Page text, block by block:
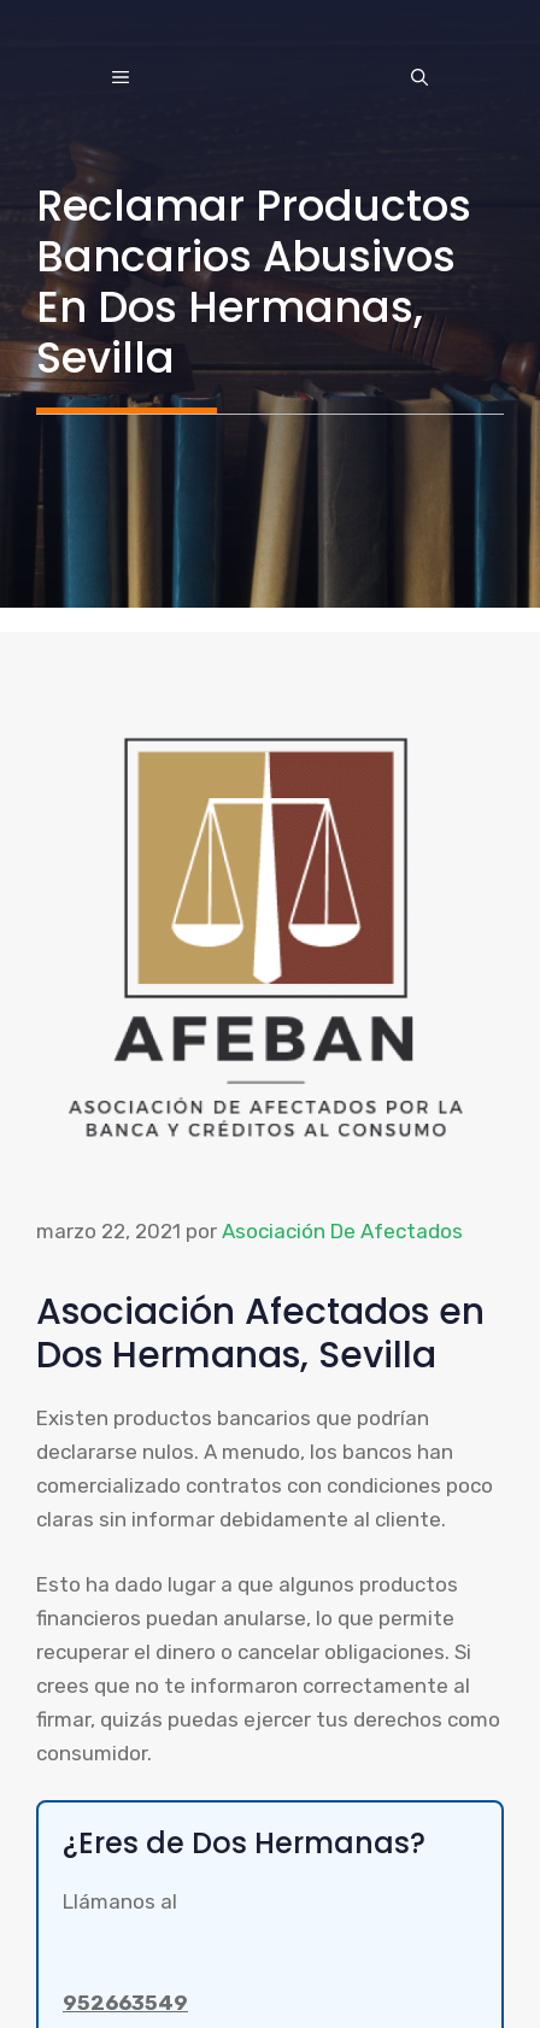
MENÚ
Reclamar Productos
Bancarios Abusivos
En Dos Hermanas,
Sevilla
marzo 22, 2021 por Asociación De Afectados
Asociación Afectados en
Dos Hermanas, Sevilla
Existen productos bancarios que podrían
declararse nulos. A menudo, los bancos han
comercializado contratos con condiciones poco
claras sin informar debidamente al cliente.
Esto ha dado lugar a que algunos productos
financieros puedan anularse, lo que permite
recuperar el dinero o cancelar obligaciones. Si
crees que no te informaron correctamente al
firmar, quizás puedas ejercer tus derechos como
consumidor.
¿Eres de Dos Hermanas?
Llámanos al
952663549